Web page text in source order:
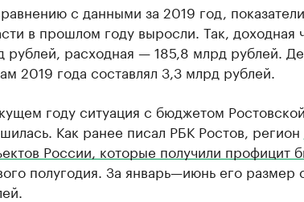
с данными за 2019 год,
в прошлом году выросли. Так, доходная
рублей, расходная — 185,8 млрд рублей.
2019 года составлял 3,3 млрд рублей.
году ситуация с бюджетом
Как ранее писал РБК Ростов, регион
России, которые получили профицит
полугодия. За январь—июнь его размер